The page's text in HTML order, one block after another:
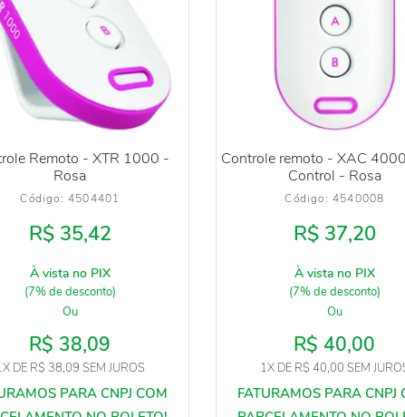
Remoto - XTR 1000 -
Rosa
Código: 4504401
R$ 35,42
À vista no PIX
(7% de desconto)
Ou
R$ 38,09
DE R$ 38,09 SEM JUROS
Controle remoto - XAC
Control - Rosa
Código: 4540008
R$ 37,20
À vista no PIX
(7% de desconto)
Ou
R$ 40,00
1XDE R$ 40,00 SEM